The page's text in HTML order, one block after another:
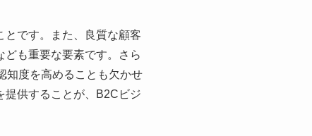
とです。また、良質な顧客
も重要な要素です。さら
知度を高めることも欠かせ
提供することが、B2Cビジ